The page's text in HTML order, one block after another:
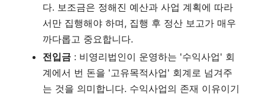
다. 보조금은 정해진 예산과 사업 계획에 따라
서만 집행해야 하며, 집행 후 정산 보고가 매우
까다롭고 중요합니다.
전입금 : 비영리법인이 운영하는 '수익사업' 회
계에서 번 돈을 '고유목적사업' 회계로 넘겨주
는 것을 의미합니다. 수익사업의 존재 이유이기